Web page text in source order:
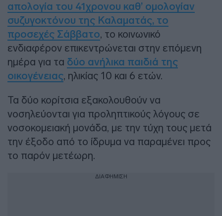
απολογία του 41χρονου καθ’ ομολογίαν
συζυγοκτόνου της Καλαματάς, το
προσεχές Σάββατο, το κοινωνικό
ενδιαφέρον επικεντρώνεται στην επόμενη
ημέρα για τα δύο ανήλικα παιδιά της
οικογένειας, ηλικίας 10 και 6 ετών.
Τα δύο κορίτσια εξακολουθούν να
νοσηλεύονται για προληπτικούς λόγους σε
νοσοκομειακή μονάδα, με την τύχη τους μετά
την έξοδο από το ίδρυμα να παραμένει προς
το παρόν μετέωρη.
ΔΙΑΦΗΜΙΣΗ